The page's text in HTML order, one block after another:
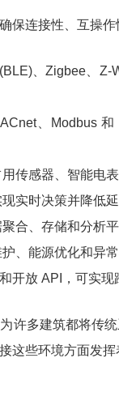
保连接性、互操作
、Zigbee、Z-
、Modbus
传感器、智能电
实时决策并降低延
合、存储和分析平
、能源优化和异
开放 API，可实现
许多建筑都将传
这些环境方面发挥